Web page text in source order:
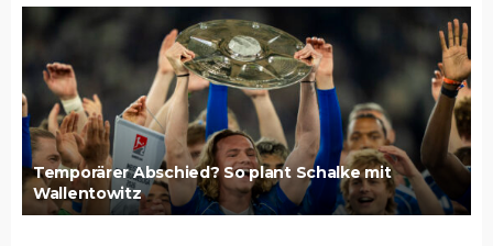
Temporärer Abschied? So plant Schalke mit
Wallentowitz